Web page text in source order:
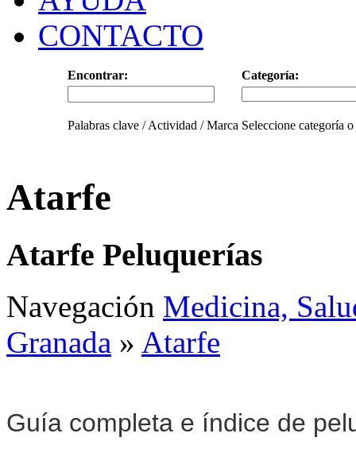
CONTACTO
Encontrar: Categoría:
Palabras clave / Actividad / Marca Seleccione categoría
Atarfe
Atarfe Peluquerías
Navegación Medicina,
Granada » Atarfe
Guía completa e índice de